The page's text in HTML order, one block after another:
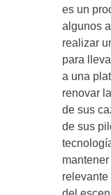
es un
algunos
realizar
para
a una
renovar
de sus
de sus